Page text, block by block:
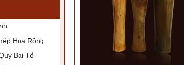
Hóa Rồng
Bái Tổ